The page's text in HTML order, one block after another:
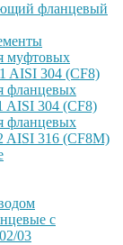
фланцевый
муфтовых
AISI 304 (CF8)
фланцевых
AISI 304 (CF8)
фланцевых
AISI 316 (CF8M)
с
03